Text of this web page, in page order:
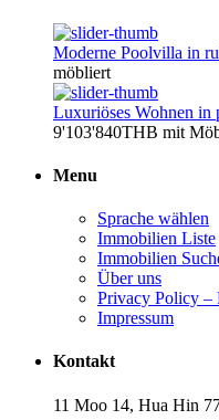
Moderne Poolvilla in
möbliert
Luxuriöses Wohnen in
9'103'840THB mit
Menu
Sprache wählen
Immobilien Liste
Immobilien
Über uns
Privacy Policy –
Impressum
Kontakt
11 Moo 14, Hua Hin